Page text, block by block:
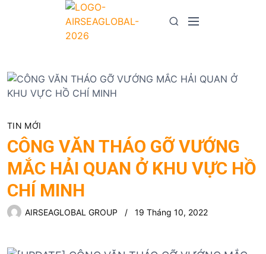
S
c
M
TIN MỚI
CÔNG VĂN THÁO GỠ VƯỚNG
MẮC HẢI QUAN Ở KHU VỰC HỒ
CHÍ MINH
AIRSEAGLOBAL GROUP 19 Tháng 10, 2022